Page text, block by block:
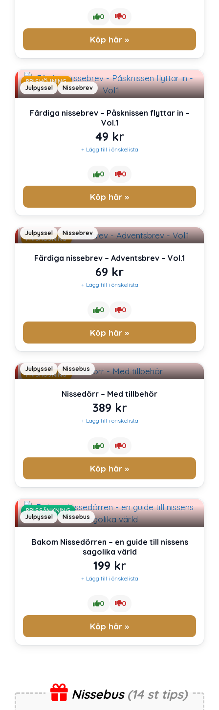
0 0
Köp här »
PRISHÖJNING
Julpyssel
Nissebrev
Färdiga nissebrev – Påsknissen flyttar in –
Vol.1
49 kr
+ Lägg till i önskelista
0 0
Köp här »
PRISHÖJNING
Julpyssel Nissebrev
Färdiga nissebrev – Adventsbrev – Vol.1
69 kr
+ Lägg till i önskelista
0 0
Köp här »
PRISHÖJNING
Julpyssel Nissebus
Nissedörr – Med tillbehör
389 kr
+ Lägg till i önskelista
0 0
Köp här »
PRISSÄNKNING
Julpyssel
Nissebus
Bakom Nissedörren – en guide till nissens
sagolika värld
199 kr
+ Lägg till i önskelista
0 0
Köp här »
Nissebus(14 st tips)